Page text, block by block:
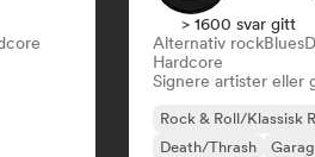
> 1600 svar gitt
Alternativ rockBlues
Hardcore
Signere artister eller
Rock & Roll/Klassisk
Death/Thrash